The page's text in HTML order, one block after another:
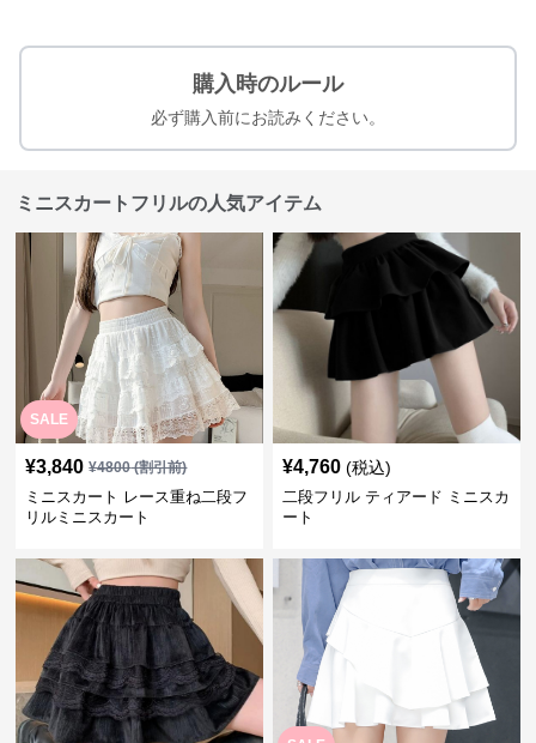
購入時のルール
必ず購入前にお読みください。
ミニスカートフリルの人気アイテム
SALE
¥3,840 ¥4800(割引前)
ミニスカート レース重ね二段フ
リルミニスカート
¥4,760 (税込)
二段フリル ティアード ミニスカ
ート